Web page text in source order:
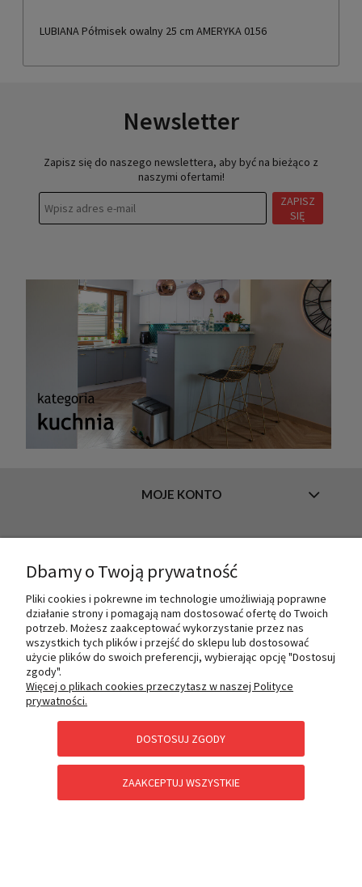
LUBIANA Półmisek owalny 25 cm AMERYKA 0156
Newsletter
Zapisz się do naszego newslettera, aby być na bieżąco z
naszymi ofertami!
ZAPISZ
SIĘ
MOJE KONTO
O NAS
PŁATNOŚCI I DOSTAWA
POMOC
Dbamy o Twoją prywatność
Pliki cookies i pokrewne im technologie umożliwiają poprawne
działanie strony i pomagają nam dostosować ofertę do Twoich
potrzeb. Możesz zaakceptować wykorzystanie przez nas
wszystkich tych plików i przejść do sklepu lub dostosować
użycie plików do swoich preferencji, wybierając opcję "Dostosuj
zgody".
Więcej o plikach cookies przeczytasz w naszej Polityce
prywatności.
DOSTOSUJ ZGODY
ZAAKCEPTUJ WSZYSTKIE